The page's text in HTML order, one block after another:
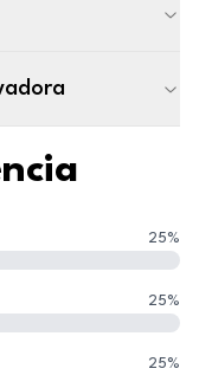
25%
25%
25%